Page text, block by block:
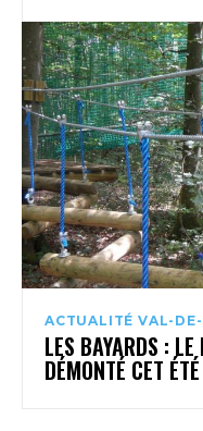
ACTUALITÉ VAL-DE-
LES BAYARDS :
DÉMONTÉ CET ÉTÉ